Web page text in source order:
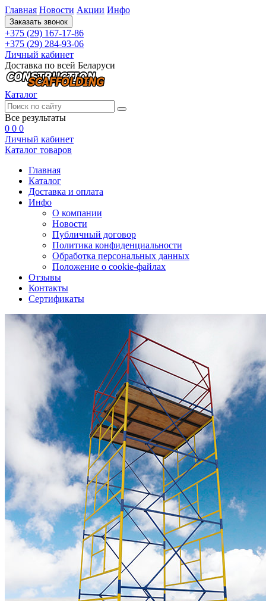
Главная Новости Акции Инфо
Заказать звонок
+375 (29) 167-17-86
+375 (29) 284-93-06
Личный кабинет
Доставка по всей Беларуси
Каталог
Все результаты
0 0 0
Личный кабинет
Каталог товаров
Главная
Каталог
Доставка и оплата
Инфо
О компании
Новости
Публичный договор
Политика конфиденциальности
Обработка персональных данных
Положение о cookie-файлах
Отзывы
Контакты
Сертификаты